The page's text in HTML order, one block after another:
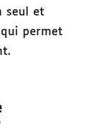
seul et
qui permet